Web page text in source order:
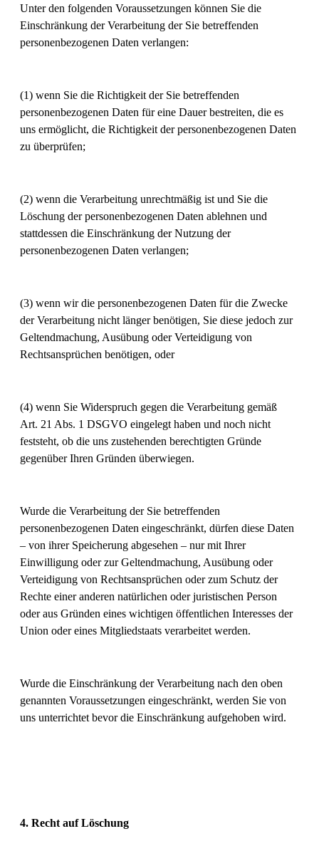
Unter den folgenden Voraussetzungen können Sie die
Einschränkung der Verarbeitung der Sie betreffenden
personenbezogenen Daten verlangen:
(1) wenn Sie die Richtigkeit der Sie betreffenden
personenbezogenen Daten für eine Dauer bestreiten, die es
uns ermöglicht, die Richtigkeit der personenbezogenen Daten
zu überprüfen;
(2) wenn die Verarbeitung unrechtmäßig ist und Sie die
Löschung der personenbezogenen Daten ablehnen und
stattdessen die Einschränkung der Nutzung der
personenbezogenen Daten verlangen;
(3) wenn wir die personenbezogenen Daten für die Zwecke
der Verarbeitung nicht länger benötigen, Sie diese jedoch zur
Geltendmachung, Ausübung oder Verteidigung von
Rechtsansprüchen benötigen, oder
(4) wenn Sie Widerspruch gegen die Verarbeitung gemäß
Art. 21 Abs. 1 DSGVO eingelegt haben und noch nicht
feststeht, ob die uns zustehenden berechtigten Gründe
gegenüber Ihren Gründen überwiegen.
Wurde die Verarbeitung der Sie betreffenden
personenbezogenen Daten eingeschränkt, dürfen diese Daten
– von ihrer Speicherung abgesehen – nur mit Ihrer
Einwilligung oder zur Geltendmachung, Ausübung oder
Verteidigung von Rechtsansprüchen oder zum Schutz der
Rechte einer anderen natürlichen oder juristischen Person
oder aus Gründen eines wichtigen öffentlichen Interesses der
Union oder eines Mitgliedstaats verarbeitet werden.
Wurde die Einschränkung der Verarbeitung nach den oben
genannten Voraussetzungen eingeschränkt, werden Sie von
uns unterrichtet bevor die Einschränkung aufgehoben wird.
4. Recht auf Löschung